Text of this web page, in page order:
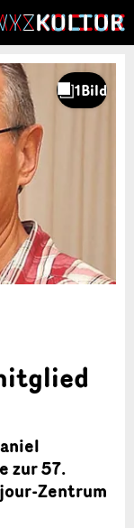
zur 57.
Zentrum